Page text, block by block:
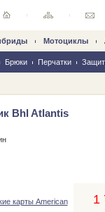
Мотоциклы
Брюки Перчатки
Bhl Atlantis
1